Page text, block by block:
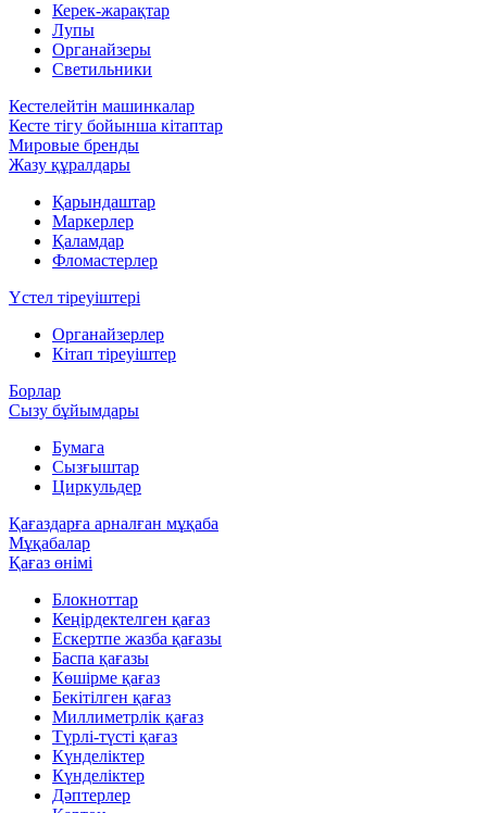
Керек-жарақтар
Лупы
Органайзеры
Светильники
Кестелейтін машинкалар
Кесте тігу бойынша кітаптар
Мировые бренды
Жазу құралдары
Қарындаштар
Маркерлер
Қаламдар
Фломастерлер
Үстел тіреуіштері
Органайзерлер
Кітап тіреуіштер
Борлар
Сызу бұйымдары
Бумага
Сызғыштар
Циркульдер
Қағаздарға арналған мұқаба
Мұқабалар
Қағаз өнімі
Блокноттар
Кеңірдектелген қағаз
Ескертпе жазба қағазы
Баспа қағазы
Көшірме қағаз
Бекітілген қағаз
Миллиметрлік қағаз
Түрлі-түсті қағаз
Күнделіктер
Күнделіктер
Дәптерлер